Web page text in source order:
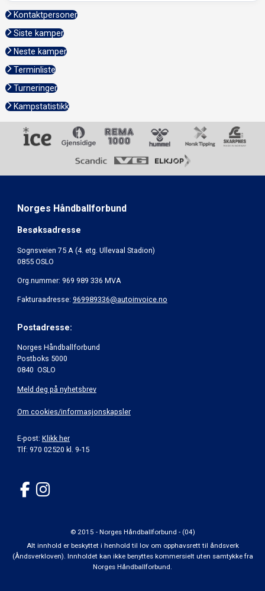
Kontaktpersoner
Siste kamper
Neste kamper
Terminliste
Turneringer
Kampstatistikk
Norges Håndballforbund
Besøksadresse
Sognsveien 75 A (4. etg. Ullevaal Stadion)
0855 OSLO
Org.nummer: 969 989 336 MVA
Fakturaadresse: 969989336@autoinvoice.no
Postadresse:
Norges Håndballforbund
Postboks 5000
0840 OSLO
Meld deg på nyhetsbrev
Om cookies/informasjonskapsler
E-post: Klikk her
Tlf: 970 02520 kl. 9-15
© 2015 - Norges Håndballforbund - (04)
Alt innhold er beskyttet i henhold til lov om opphavsrett til åndsverk
(Åndsverkloven). Innholdet kan ikke benyttes kommersielt uten samtykke fra
Norges Håndballforbund.